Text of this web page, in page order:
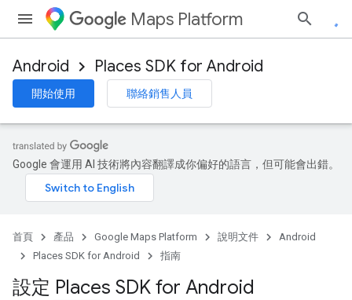
Maps Platform
Android Places SDK for Android
開始使用 聯絡銷售人員
Google 會運用 AI 技術將內容翻譯成你偏好的語言，但可能會出錯。
首頁 產品 Google Maps Platform 說明文件
Android
Places SDK for Android
指南
設定 Places SDK for Android